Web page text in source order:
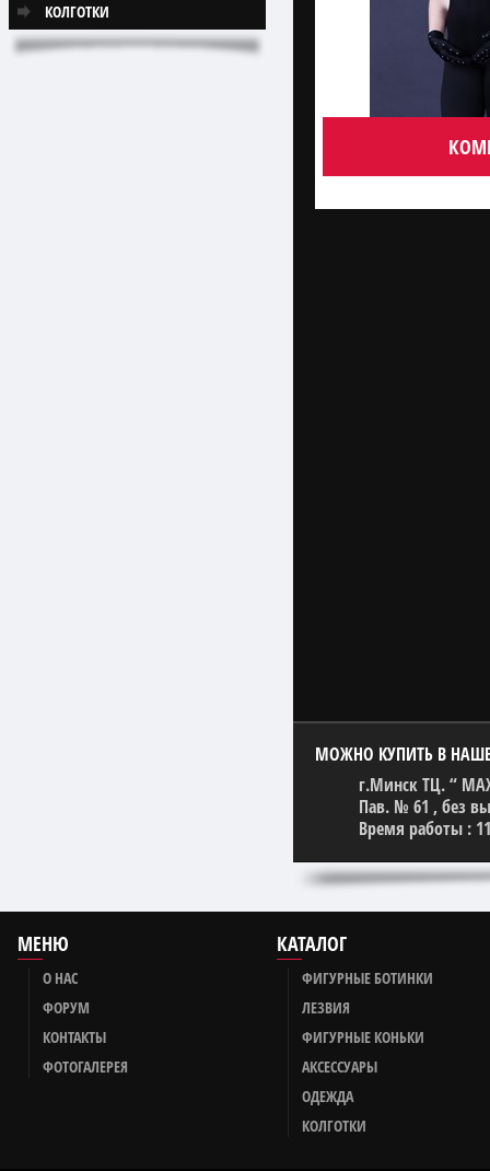
КОЛГОТКИ
МОЖНО КУПИТЬ В
г.Минск ТЦ. “
Пав. № 61 , без
Время работы :
МЕНЮ
О НАС
ФОРУМ
КОНТАКТЫ
ФОТОГАЛЕРЕЯ
КАТАЛОГ
ФИГУРНЫЕ БОТИНКИ
ЛЕЗВИЯ
ФИГУРНЫЕ КОНЬКИ
АКСЕССУАРЫ
ОДЕЖДА
КОЛГОТКИ